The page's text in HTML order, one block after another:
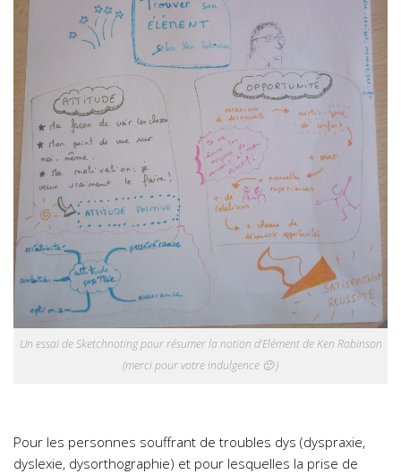
Un essai de Sketchnoting pour résumer la notion d’Elément de Ken Robinson
(merci pour votre indulgence 🙂 )
Pour les personnes souffrant de troubles dys (dyspraxie,
dyslexie, dysorthographie) et pour lesquelles la prise de